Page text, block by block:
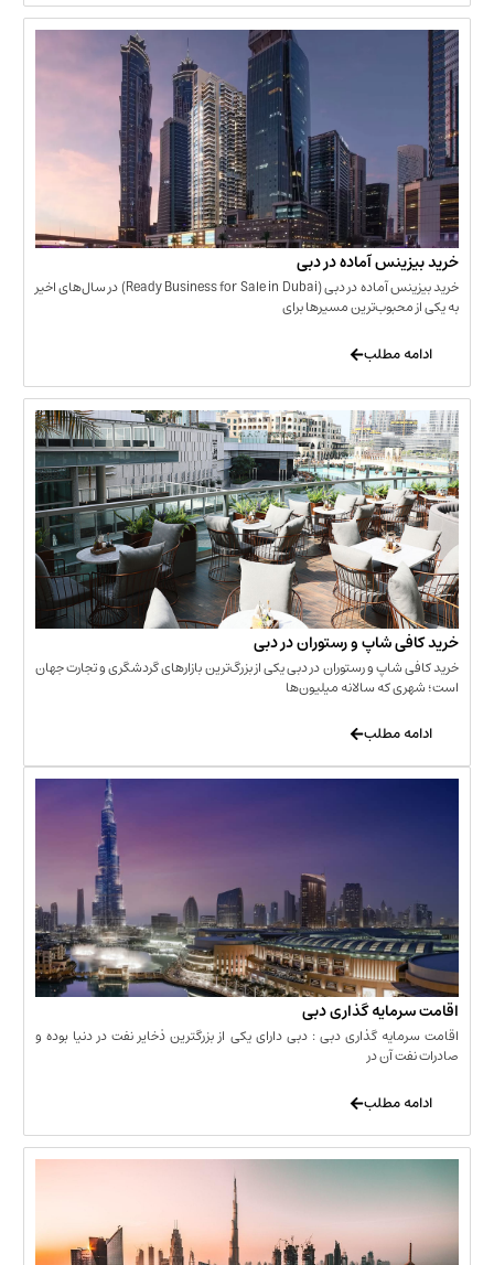
آماده در دبی
خرید بیزینس آماده در دبی (Ready Business for Sale in Dubai) در سال‌های اخیر
مسیرها برای
شاپ و رستوران در دبی
و رستوران در دبی یکی از بزرگ‌ترین بازارهای گردشگری و تجارت جهان
سالانه میلیون‌ها
گذاری دبی
گذاری دبی : دبی دارای یکی از بزرگترین ذخایر نفت در دنیا بوده و